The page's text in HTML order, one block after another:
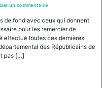
un commentaireon
Bourgogne
et
de fond avec ceux qui donnent
pour les remercier de
effectué toutes ces dernières
des Républicains de
pas […]